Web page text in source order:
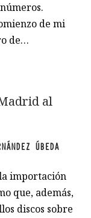
de mi
de…
al
ÚBEDA
importación
que, además,
discos sobre